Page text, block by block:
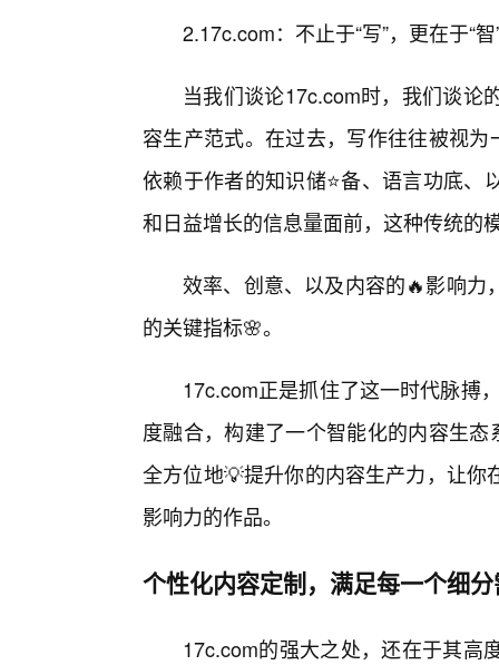
2.17c.com：不止于“写”，更在于“智
当我们谈论17c.com时，我们谈论
容生产范式。在过去，写作往往被视
依赖于作者的知识储⭐备、语言功底
和日益增长的信息量面前，这种传统的
效率、创意、以及内容的🔥影响力
的关键指标🌸。
17c.com正是抓住了这一时代脉搏
度融合，构建了一个智能化的内容生
全方位地💡提升你的内容生产力，让
影响力的作品。
个性化内容定制，满足每一个细
17c.com的强大之处，还在于其高